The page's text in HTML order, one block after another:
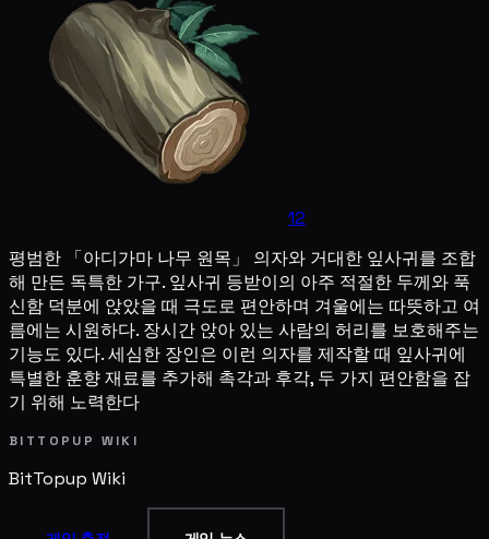
12
평범한 「아디가마 나무 원목」 의자와 거대한 잎사귀를 조합
해 만든 독특한 가구. 잎사귀 등받이의 아주 적절한 두께와 푹
신함 덕분에 앉았을 때 극도로 편안하며 겨울에는 따뜻하고 여
름에는 시원하다. 장시간 앉아 있는 사람의 허리를 보호해주는
기능도 있다. 세심한 장인은 이런 의자를 제작할 때 잎사귀에
특별한 훈향 재료를 추가해 촉각과 후각, 두 가지 편안함을 잡
기 위해 노력한다
BITTOPUP WIKI
BitTopup Wiki